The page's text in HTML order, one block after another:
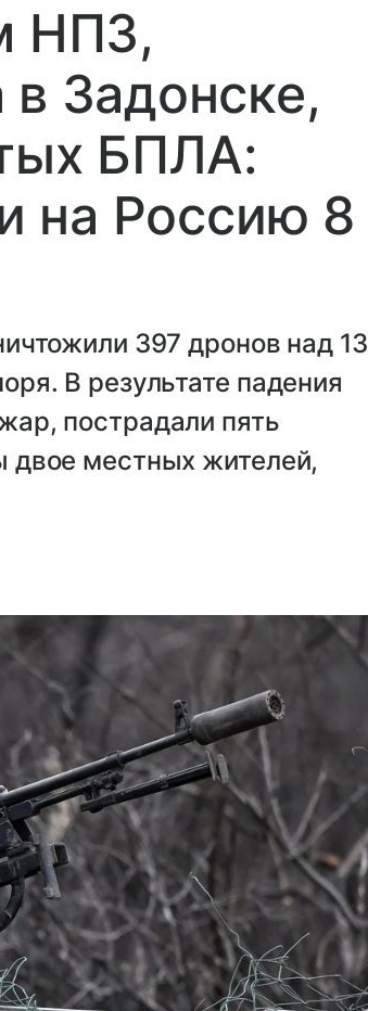
НПЗ,
Задонске,
БПЛА:
на Россию 8
397 дронов над 13
В результате падения
пострадали пять
двое местных жителей,